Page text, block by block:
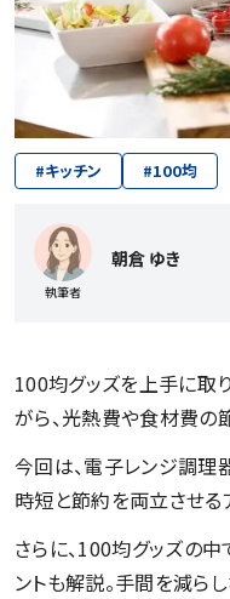
#キッチン #100均
執筆者
朝倉 ゆき
100均グッズを上手に取
がら、光熱費や食材費の
今回は、電子レンジ調理
時短と節約を両立させる
さらに、100均グッズの
ントも解説。手間を減ら